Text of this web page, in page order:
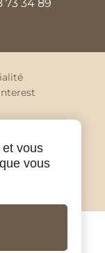
73 34 89
agréée par
le numéro
vous
vous